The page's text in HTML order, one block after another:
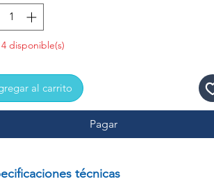
disponible(s)
al carrito
Pagar
técnicas